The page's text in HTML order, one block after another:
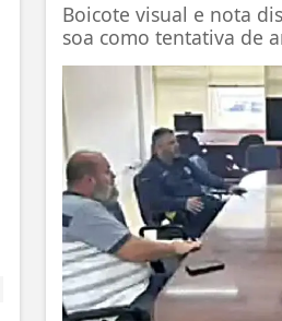
Boicote visual e nota
soa como tentativa de